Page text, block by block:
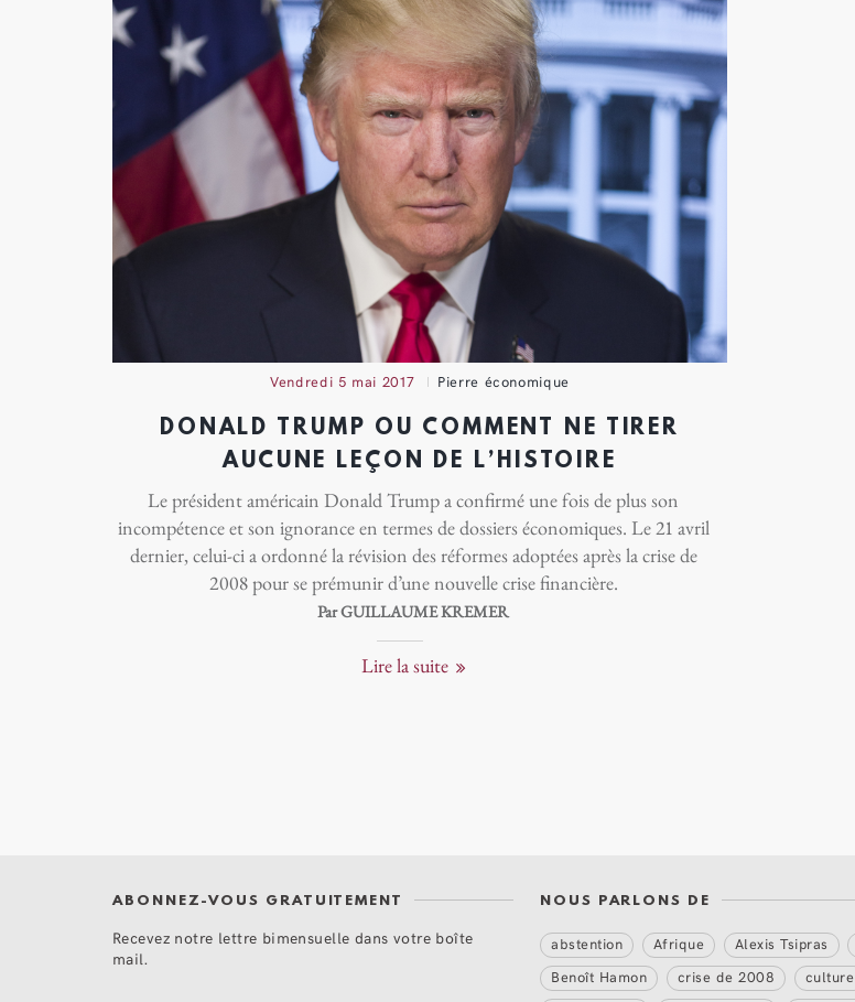
vendredi 5 mai 2017 Pierre économique
DONALD TRUMP OU COMMENT NE TIRER
AUCUNE LEÇON DE L’HISTOIRE
Le président américain Donald Trump a confirmé une fois de plus son
incompétence et son ignorance en termes de dossiers économiques. Le 21 avril
dernier, celui-ci a ordonné la révision des réformes adoptées après la crise de
2008 pour se prémunir d’une nouvelle crise financière.
Par GUILLAUME KREMER
Lire la suite
ABONNEZ-VOUS GRATUITEMENT
Recevez notre lettre bimensuelle dans votre boîte
mail.
NOUS PARLONS DE
abstention Afrique Alexis Tsipras
Benoît Hamon
crise de 2008
culture